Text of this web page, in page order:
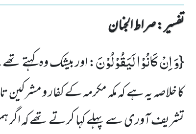
تفسیر : ‎صراط الجنان
{وَ اِنْ كَانُوْا لَیَقُوْلُوْنَ: اور بیشک وہ کہتے
کا خلاصہ یہ ہے کہ مکہ مکرمہ کے کفار و
تشریف آوری سے پہلے کہا کرتے تھے کہ اگر